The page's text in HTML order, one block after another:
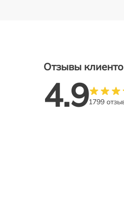
Отзывы
4.91799